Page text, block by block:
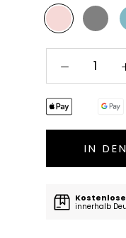
dusty
rose
grey
IN
innerhalb